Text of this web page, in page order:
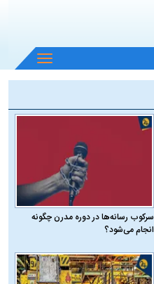
باز
و
منو
سرکوب رسانه‌ها در دوره مدرن چگونه
انجام می‌شود؟